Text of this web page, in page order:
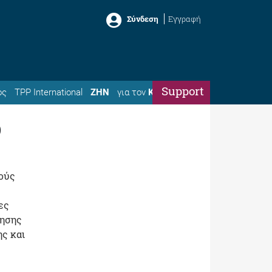
Σύνδεση Εγγραφή
TPP International ΖΗΝ για τον ΚώσταSupport
και